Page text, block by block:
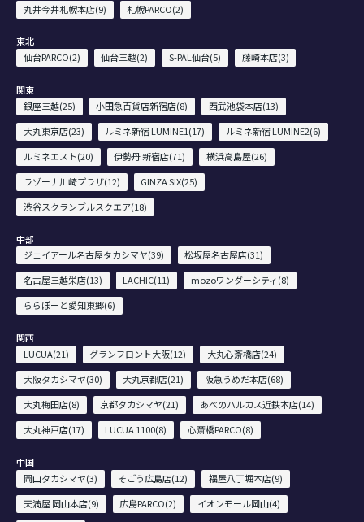
丸井今井札幌本店(9)
札幌PARCO(2)
東北
仙台PARCO(2)
仙台三越(2) S-PAL仙台(5) 藤崎本店(3)
関東
銀座三越(25)
小田急百貨店新宿店(8)
西武池袋本店(13)
大丸東京店(23)
ルミネ新宿 LUMINE1(17)
ルミネ新宿 LUMINE2(6)
ルミネエスト(20)
伊勢丹 新宿店(71)
横浜高島屋(26)
ラゾーナ川崎プラザ(12)
GINZA SIX(25)
渋谷スクランブルスクエア(18)
中部
ジェイアール名古屋タカシマヤ(39)
松坂屋名古屋店(31)
名古屋三越栄店(13)
LACHIC(11)
mozoワンダーシティ(8)
ららぽーと愛知東郷(6)
関西
LUCUA(21)
グランフロント大阪(12)
大丸心斎橋店(24)
大阪タカシマヤ(30)
大丸京都店(21)
阪急うめだ本店(68)
大丸梅田店(8)
京都タカシマヤ(21)
あべのハルカス近鉄本店(14)
大丸神戸店(17)
LUCUA 1100(8) 心斎橋PARCO(8)
中国
岡山タカシマヤ(3)
そごう広島店(12)
福屋八丁堀本店(9)
天満屋 岡山本店(9)
広島PARCO(2)
イオンモール岡山(4)